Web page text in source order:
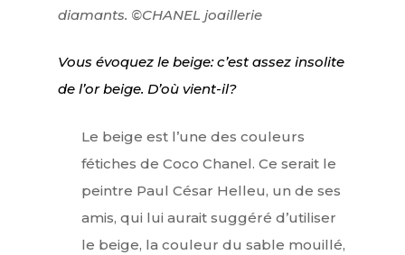
diamants. ©CHANEL joaillerie
Vous évoquez le beige: c’est assez insolite
de l’or beige. D’où vient-il?
Le beige est l’une des couleurs
fétiches de Coco Chanel. Ce serait le
peintre Paul César Helleu, un de ses
amis, qui lui aurait suggéré d’utiliser
le beige, la couleur du sable mouillé,